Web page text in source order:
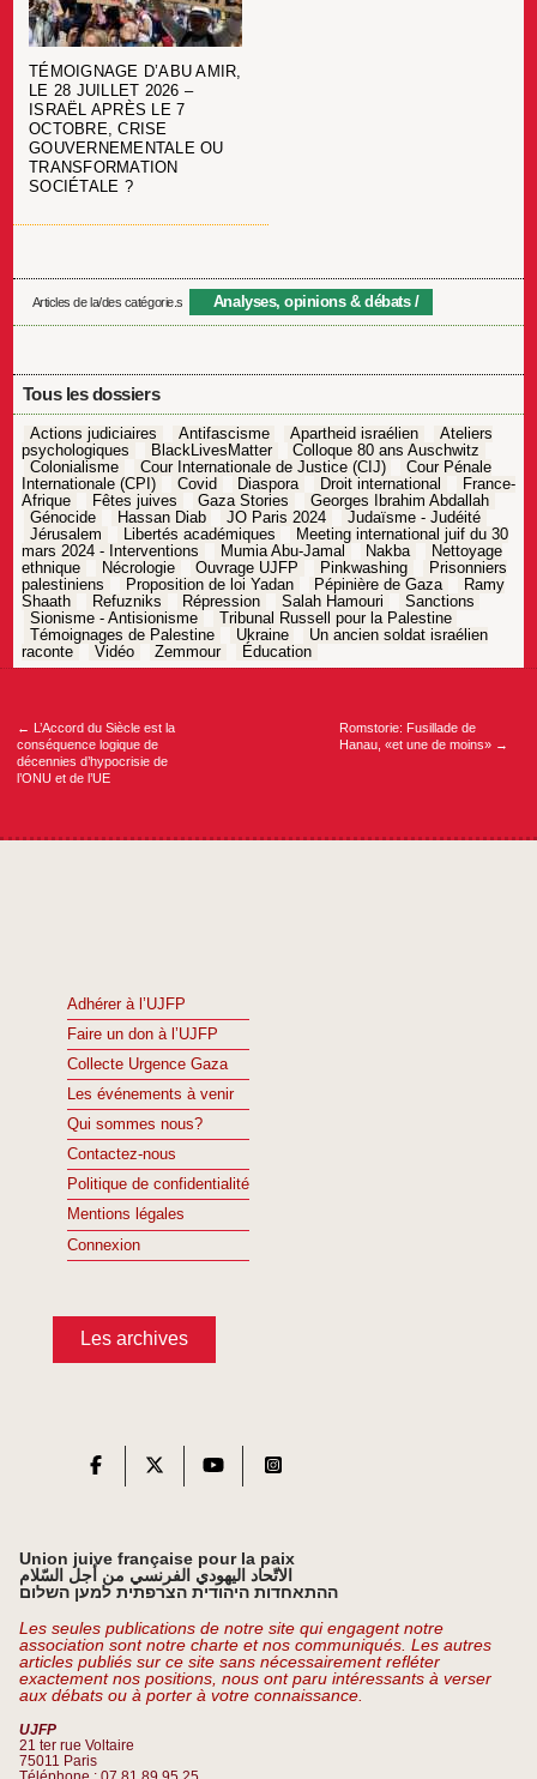
TÉMOIGNAGE D’ABU AMIR,
LE 28 JUILLET 2026 –
ISRAËL APRÈS LE 7
OCTOBRE, CRISE
GOUVERNEMENTALE OU
TRANSFORMATION
SOCIÉTALE ?
Articles de la/des catégorie.s Analyses, opinions & débats
Tous les dossiers
Actions judiciaires Antifascisme Apartheid israélien
Ateliers
psychologiques
BlackLivesMatter
Colloque 80 ans Auschwitz
Colonialisme
Cour Internationale de Justice (CIJ)
Cour Pénale
Internationale (CPI)
Covid Diaspora Droit international
France-
Afrique
Fêtes juives Gaza Stories
Georges Ibrahim Abdallah
Génocide
Hassan Diab JO Paris 2024
Judaïsme - Judéité
Jérusalem
Libertés académiques
Meeting international juif du 30
mars 2024 - Interventions
Mumia Abu-Jamal Nakba
Nettoyage
ethnique
Nécrologie Ouvrage UJFP Pinkwashing
Prisonniers
palestiniens
Proposition de loi Yadan Pépinière de Gaza
Ramy
Shaath
Refuzniks Répression Salah Hamouri
Sanctions
Sionisme - Antisionisme
Tribunal Russell pour la Palestine
Témoignages de Palestine
Ukraine
Un ancien soldat israélien
raconte
Vidéo Zemmour Éducation
Navigation
← L’Accord du Siècle est la
conséquence logique de
décennies d’hypocrisie de
l’ONU et de l’UE
Romstorie: Fusillade de
Hanau, «et une de moins» →
Adhérer à l’UJFP
Faire un don à l’UJFP
Collecte Urgence Gaza
Les événements à venir
Qui sommes nous?
Contactez-nous
Politique de confidentialité
Mentions légales
Connexion
Les archives
Union juive française pour la paix
الاتّحاد اليهودي الفرنسي من أجل السّلام
ההתאחדות היהודית הצרפתית למען השלום
Les seules publications de notre site qui engagent notre
association sont notre charte et nos communiqués. Les autres
articles publiés sur ce site sans nécessairement refléter
exactement nos positions, nous ont paru intéressants à verser
aux débats ou à porter à votre connaissance.
UJFP
21 ter rue Voltaire
75011 Paris